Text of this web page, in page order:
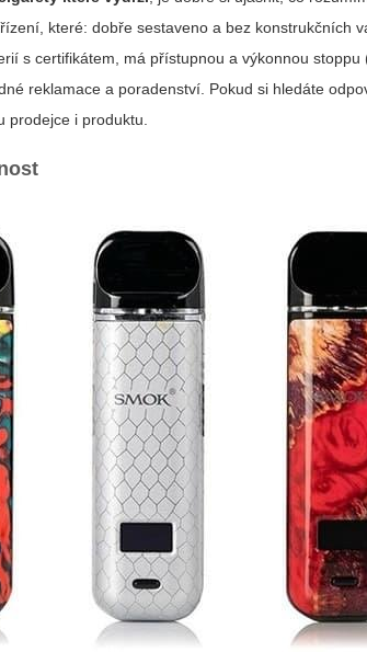
které: dobře sestaveno a bez konstrukčních
s certifikátem, má přístupnou a výkonnou
reklamace a poradenství. Pokud si hledáte
prodejce i produktu.